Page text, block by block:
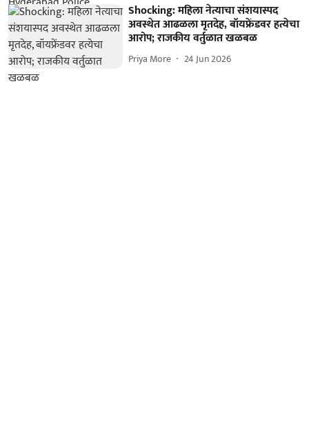
Shocking: महिला नेत्याचा संशयास्पद
अवस्थेत आढळला मृतदेह, बॉयफ्रेंडवर हत्येचा
आरोप; राजकीय वर्तुळात खळबळ
Priya More 24 Jun 2026